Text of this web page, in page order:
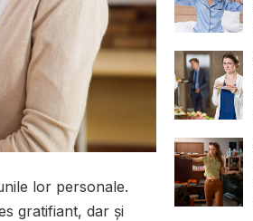
lor personale.
gratifiant, dar și